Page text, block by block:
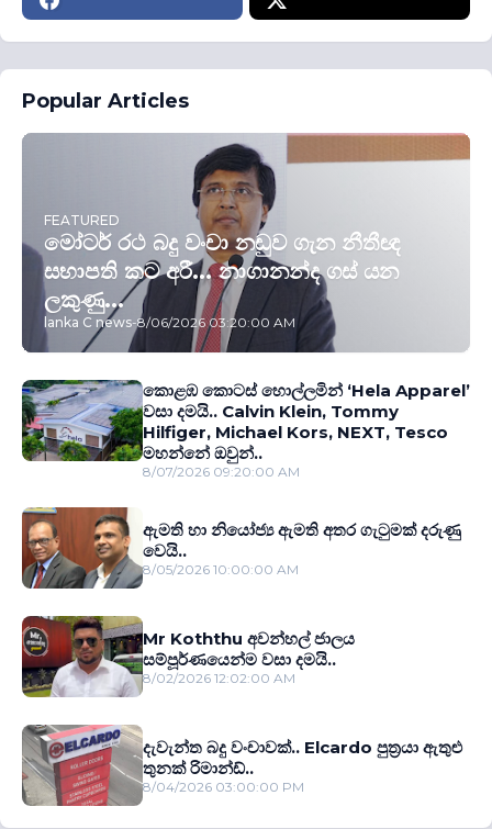
Popular Articles
FEATURED
මෝටර් රථ බදු වංචා නඩුව ගැන නීතීඥ
සභාපති කට අරී... නාගානන්ද ගස් යන
ලකුණු...
lanka C news-8/06/2026 03:20:00 AM
කොළඹ කොටස් හොල්ලමින් ‘Hela Apparel’
වසා දමයි.. Calvin Klein, Tommy
Hilfiger, Michael Kors, NEXT, Tesco
මහන්නේ ඔවුන්..
8/07/2026 09:20:00 AM
ඇමති හා නියෝජ්‍ය ඇමති අතර ගැටුමක් දරුණු
වෙයි..
8/05/2026 10:00:00 AM
Mr Koththu අවන්හල් ජාලය
සම්පූර්ණයෙන්ම වසා දමයි..
8/02/2026 12:02:00 AM
දැවැන්ත බදු වංචාවක්.. Elcardo පුත‍්‍රයා ඇතුළු
තුනක් රිමාන්ඩ්..
8/04/2026 03:00:00 PM